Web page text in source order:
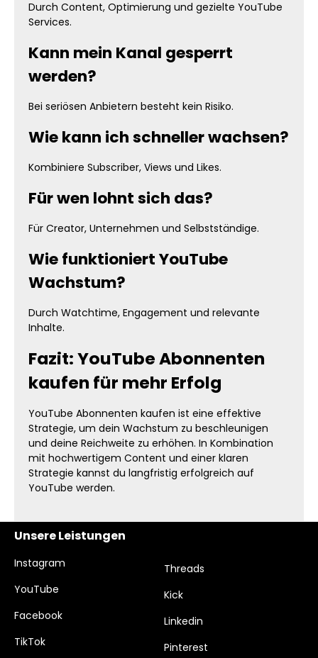
Durch Content, Optimierung und gezielte YouTube
Services.
Kann mein Kanal gesperrt
werden?
Bei seriösen Anbietern besteht kein Risiko.
Wie kann ich schneller wachsen?
Kombiniere Subscriber, Views und Likes.
Für wen lohnt sich das?
Für Creator, Unternehmen und Selbstständige.
Wie funktioniert YouTube
Wachstum?
Durch Watchtime, Engagement und relevante
Inhalte.
Fazit: YouTube Abonnenten
kaufen für mehr Erfolg
YouTube Abonnenten kaufen ist eine effektive
Strategie, um dein Wachstum zu beschleunigen
und deine Reichweite zu erhöhen. In Kombination
mit hochwertigem Content und einer klaren
Strategie kannst du langfristig erfolgreich auf
YouTube werden.
Unsere Leistungen
Instagram
YouTube
Facebook
TikTok
Threads
Kick
Linkedin
Pinterest